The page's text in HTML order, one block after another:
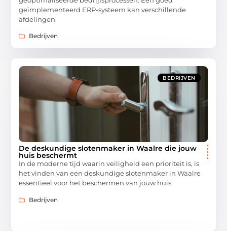
geïmplementeerd ERP-systeem kan verschillende
afdelingen
Bedrijven
BEDRIJVEN
De deskundige slotenmaker in Waalre die jouw
huis beschermt
In de moderne tijd waarin veiligheid een prioriteit is, is
het vinden van een deskundige slotenmaker in Waalre
essentieel voor het beschermen van jouw huis
Bedrijven